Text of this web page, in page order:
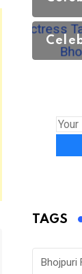
TAGS
Bhojpuri